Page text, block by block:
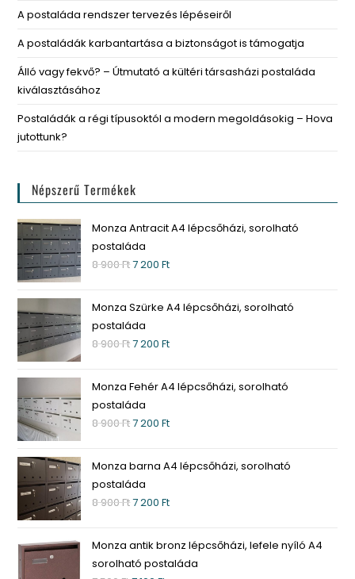
A postaláda rendszer tervezés lépéseiről
A postaládák karbantartása a biztonságot is támogatja
Álló vagy fekvő? – Útmutató a kültéri társasházi postaláda
kiválasztásához
Postaládák a régi típusoktól a modern megoldásokig – Hova
jutottunk?
Népszerű Termékek
Monza Antracit A4 lépcsőházi, sorolható
postaláda
8 900Ft7 200Ft
Monza Szürke A4 lépcsőházi, sorolható
postaláda
8 900Ft7 200Ft
Monza Fehér A4 lépcsőházi, sorolható
postaláda
8 900Ft7 200Ft
Monza barna A4 lépcsőházi, sorolható
postaláda
8 900Ft7 200Ft
Monza antik bronz lépcsőházi, lefele nyíló A4
sorolható postaláda